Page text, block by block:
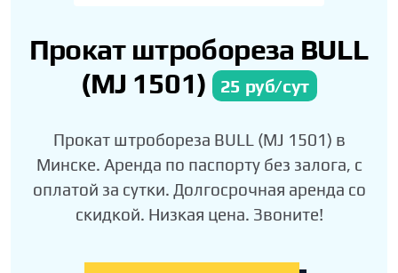
Прокат штробореза BULL
(MJ 1501)
25 руб/сут
Прокат штробореза BULL (MJ 1501) в
Минске. Аренда по паспорту без залога, с
оплатой за сутки. Долгосрочная аренда со
скидкой. Низкая цена. Звоните!